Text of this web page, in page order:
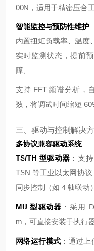
00N，适用于精密压合工
智能监控与预防性维护
内置扭矩负载率、温度
实时监测状态，提前
障。
支持 FFT 频谱分析，
数，将调试时间缩短
三、驱动与控制解决
多协议兼容驱动系统
TS/TH 型驱动器 ：支
TSN 等工业以太网协
同步控制（如 4 轴联动
MU 型驱动器 ：采用
m，可直接安装于执行
网络运行模式 ：通过